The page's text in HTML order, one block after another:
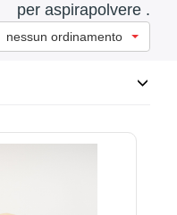
per aspirapolvere .
nessun ordinamento